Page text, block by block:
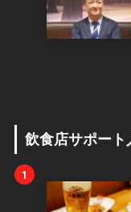
飲食店サポート
1